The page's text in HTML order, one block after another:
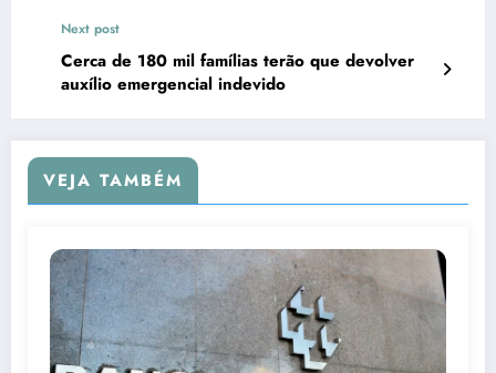
Next post
Cerca de 180 mil famílias terão que devolver
auxílio emergencial indevido
VEJA TAMBÉM